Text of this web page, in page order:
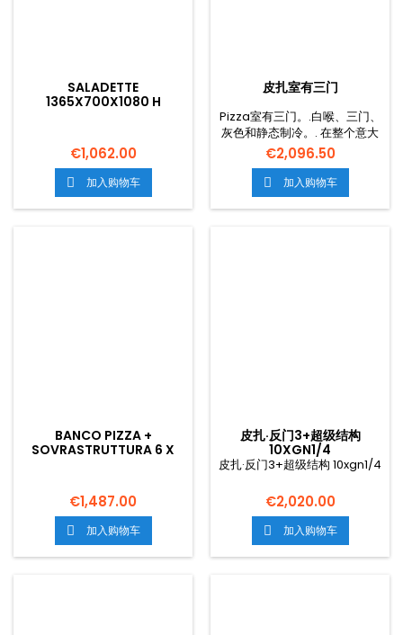
SALADETTE
1365X700X1080 H
€1,062.00
 加入购物车
皮扎室有三门
Pizza室有三门。.白喉、三门、
灰色和静态制冷。. 在整个意大
利,运输是免费的。.
€2,096.50
 加入购物车
BANCO PIZZA +
SOVRASTRUTTURA 6 X
€1,487.00
 加入购物车
皮扎·反门3+超级结构
10XGN1/4
皮扎·反门3+超级结构 10xgn1/4
€2,020.00
 加入购物车